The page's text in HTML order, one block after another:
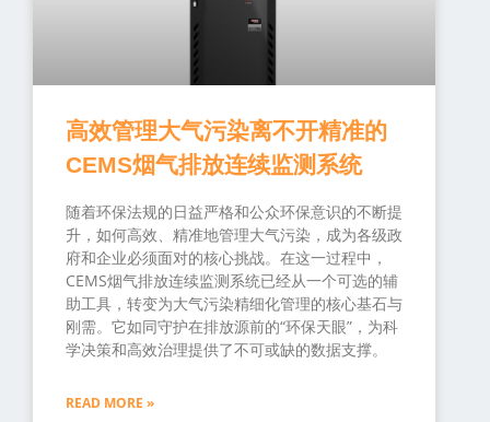
高效管理大气污染离不开精准的
CEMS烟气排放连续监测系统
随着环保法规的日益严格和公众环保意识的不断提
升，如何高效、精准地管理大气污染，成为各级政
府和企业必须面对的核心挑战。在这一过程中，
CEMS烟气排放连续监测系统已经从一个可选的辅
助工具，转变为大气污染精细化管理的核心基石与
刚需。它如同守护在排放源前的“环保天眼”，为科
学决策和高效治理提供了不可或缺的数据支撑。
READ MORE »